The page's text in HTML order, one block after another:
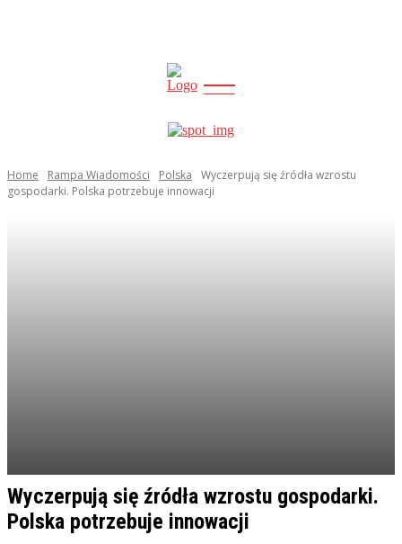
news
Home Rampa Wiadomości Polska
Wyczerpują się źródła wzrostu
gospodarki. Polska potrzebuje innowacji
Wyczerpują się źródła wzrostu gospodarki.
Polska potrzebuje innowacji